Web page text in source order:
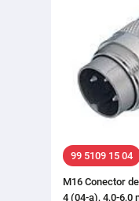
99 5109 15 04
M16 Conector
4 (04-a), 4,0-6,0